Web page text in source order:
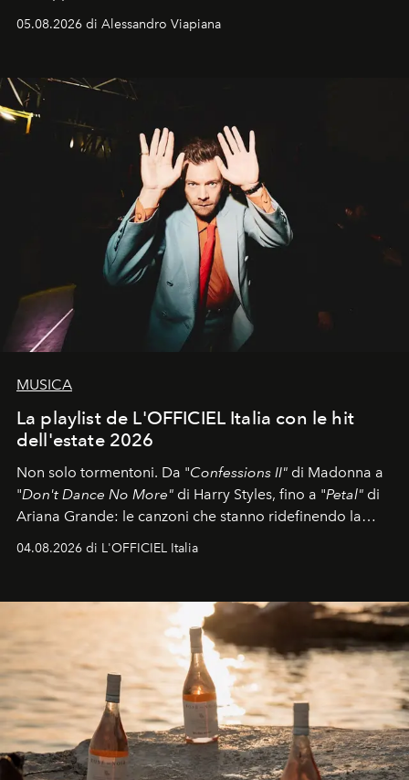
05.08.2026 di Alessandro Viapiana
MUSICA
La playlist de L'OFFICIEL Italia con le hit
dell'estate 2026
Non solo tormentoni. Da "Confessions II" di Madonna a
"Don't Dance No More" di Harry Styles, fino a "Petal" di
Ariana Grande: le canzoni che stanno ridefinendo la
colonna sonora della stagione.
04.08.2026 di L'OFFICIEL Italia